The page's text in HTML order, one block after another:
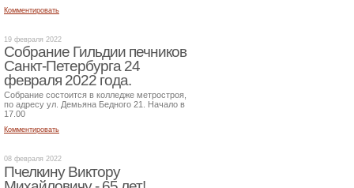
Комментировать
19 февраля 2022
Собрание Гильдии печников
Санкт-Петербурга 24
февраля 2022 года.
Собрание состоится в колледже метростроя,
по адресу ул. Демьяна Бедного 21. Начало в
17.00
Комментировать
08 февраля 2022
Пчелкину Виктору